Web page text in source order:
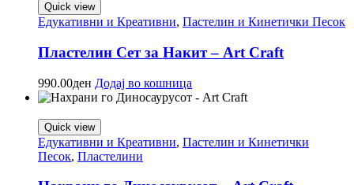
Quick view
Едукативни и Креативни, Пастелин и Кинетички Песок
Пластелин Сет за Накит – Art Craft
990.00ден Додај во кошница
Quick view
Едукативни и Креативни, Пастелин и Кинетички
Песок, Пластелини